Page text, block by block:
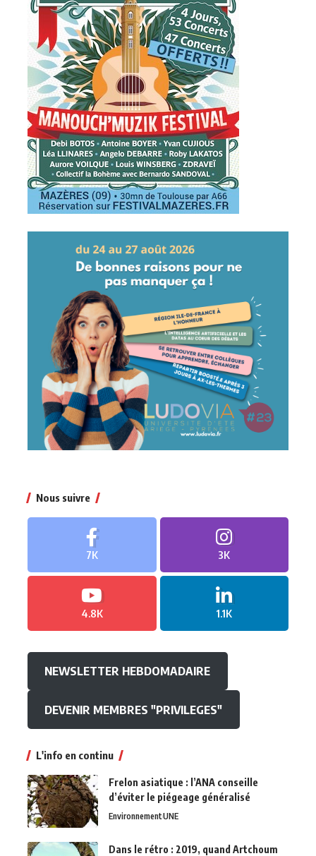
Nous suivre
7K 3K
4.8K 1.1K
NEWSLETTER HEBDOMADAIRE
DEVENIR MEMBRES "PRIVILEGES"
L'info en continu
Frelon asiatique : l’ANA conseille
d’éviter le piégeage généralisé
EnvironnementUNE
Dans le rétro : 2019, quand Artchoum